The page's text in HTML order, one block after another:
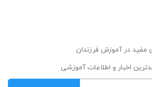
مفید در آموزش فرزندان
اخبار و اطلاعات آموزشی